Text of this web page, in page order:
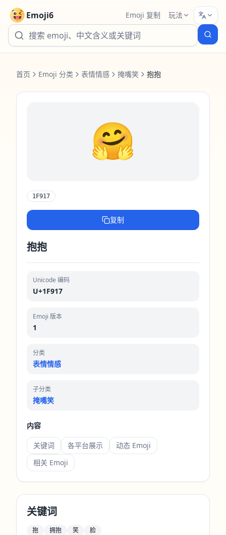
Emoji6 Emoji 复制 玩法
首页 Emoji 分类 表情情感 掩嘴笑 抱抱
🤗
1F917
复制
抱抱
Unicode 编码
U+1F917
Emoji 版本
1
分类
表情情感
子分类
掩嘴笑
内容
关键词 各平台展示
动态 Emoji
相关 Emoji
关键词
抱 拥抱 笑 脸